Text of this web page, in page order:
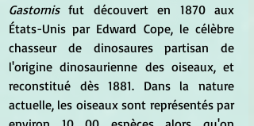
Gastornis fut découvert en 1870 aux
États-Unis par Edward Cope, le célèbre
chasseur de dinosaures partisan de
l'origine dinosaurienne des oiseaux, et
reconstitué dès 1881. Dans la nature
actuelle, les oiseaux sont représentés par